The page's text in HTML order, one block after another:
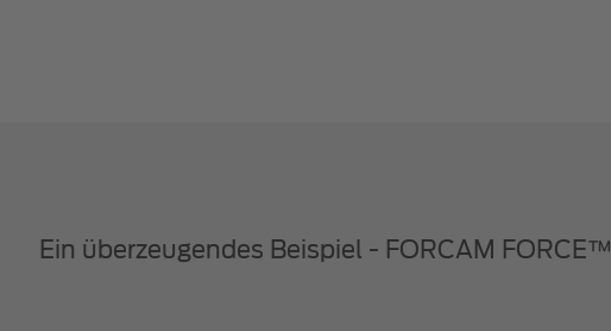
Ein überzeugendes Beispiel - FORCAM FORCE™